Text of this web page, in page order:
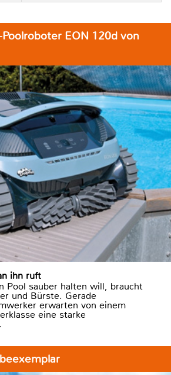
EON 120d von
ihn ruft
Pool sauber halten will, braucht
und Bürste. Gerade
erwarten von einem
eine starke